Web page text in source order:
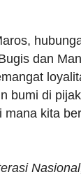
dan
bumi di
mana kita